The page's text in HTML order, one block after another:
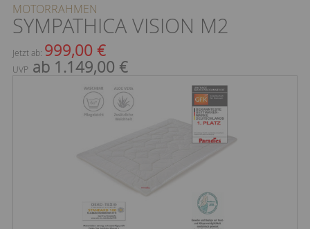
MOTORRAHMEN
SYMPATHICA VISION M2
Jetzt ab: 999,00 €
UVP ab 1.149,00 €